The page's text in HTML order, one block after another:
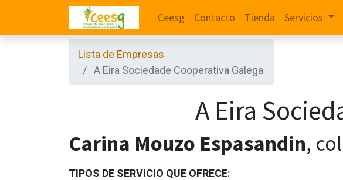
Ceesg Contacto Tienda Servicios
Lista de Empresas
A Eira Sociedade Cooperativa Galega
A Eira
Carina Mouzo Espasandin,
TIPOS DE SERVICIO QUE OFRECE: